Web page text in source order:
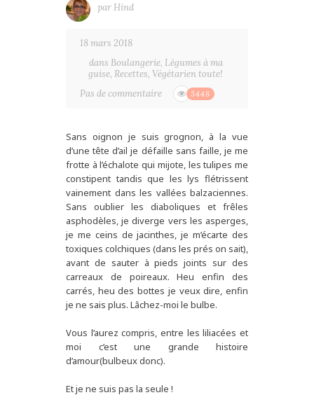
par Hind
18 mars 2018
dans Boulangerie, Légumes à ma
guise, Recettes, Végétarien toute!
Pas de commentaire
5448
Sans oignon je suis grognon, à la vue
d’une tête d’ail je défaille sans faille, je me
frotte à l’échalote qui mijote, les tulipes me
constipent tandis que les lys flétrissent
vainement dans les vallées balzaciennes.
Sans oublier les diaboliques et frêles
asphodèles, je diverge vers les asperges,
je me ceins de jacinthes, je m’écarte des
toxiques colchiques (dans les prés on sait),
avant de sauter à pieds joints sur des
carreaux de poireaux. Heu enfin des
carrés, heu des bottes je veux dire, enfin
je ne sais plus. Lâchez-moi le bulbe.
Vous l’aurez compris, entre les liliacées et
moi c’est une grande histoire
d’amour(bulbeux donc).
Et je ne suis pas la seule !